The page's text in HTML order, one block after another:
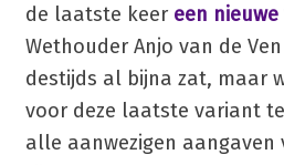
de laatste keereen
Wethouder Anjo van de
destijds al bijna zat, maar
voor deze laatste variant
alle aanwezigen